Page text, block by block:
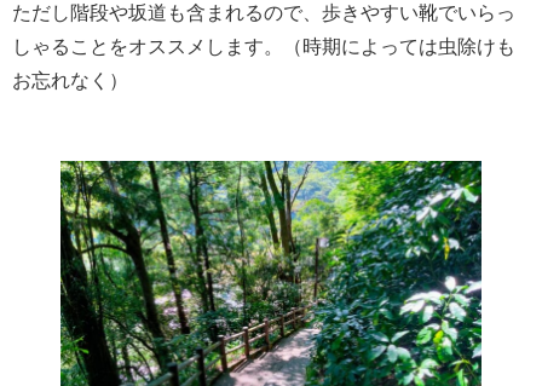
ただし階段や坂道も含まれるので、歩きやすい靴でいらっ
しゃることをオススメします。（時期によっては虫除けも
お忘れなく）